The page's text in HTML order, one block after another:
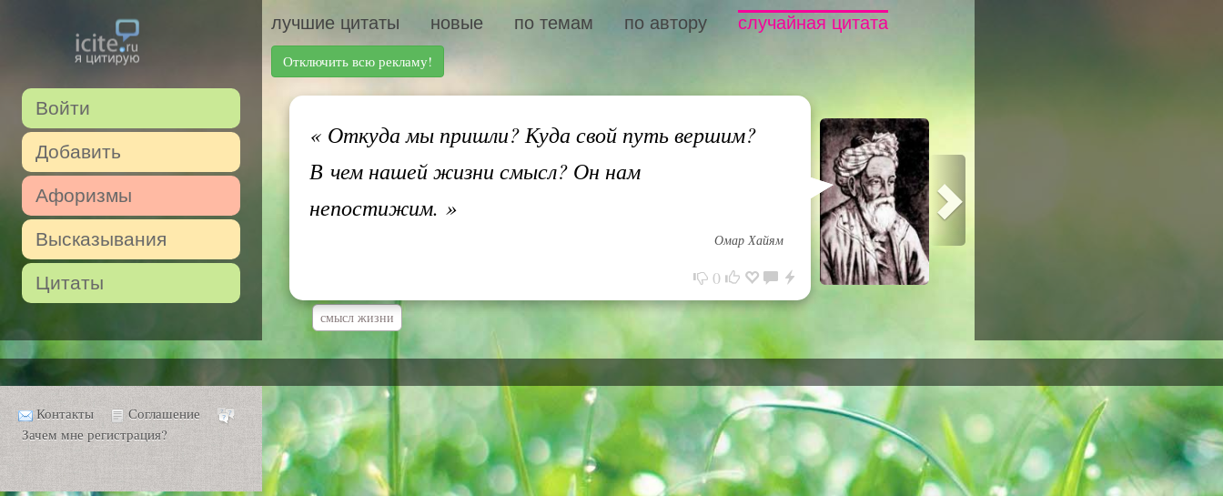
Войти
Добавить
Афоризмы
Высказывания
Цитаты
лучшие цитаты новые по темам по автору случайная цитата
Отключить всю рекламу!
«Откуда мы пришли? Куда свой путь вершим?
В чем нашей жизни смысл? Он нам
непостижим. »
Омар Хайям
0
смысл жизни
Контакты
Соглашение
Зачем мне регистрация?